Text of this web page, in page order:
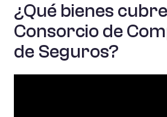
¿Qué bienes
Consorcio de
de Seguros?